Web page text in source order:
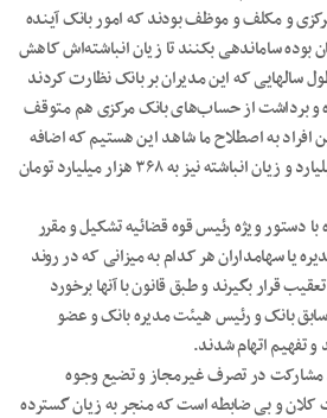
و مکلف و موظف بودند که امور بانک آینده
ساماندهی بکنند تا زیان انباشته‌اش کاهش
سالهایی که این مدیران بر بانک نظارت کردند
و برداشت از حساب‌های بانک مرکزی هم متوقف
به اصطلاح ما شاهد این هستیم که اضافه
برداشت از بانک به ۱۸۱ هزار میلیارد و زیان انباشته نیز به ۳۶۸ هزار میلیارد تومان
دستور ویژه رئیس قوه قضائیه تشکیل و مقرر
یا سهامداران هر کدام به میزانی که در روند
قرار بگیرند و طبق قانون با آنها برخورد
بانک و رئیس هیئت مدیره بانک و عضو
اتهام شدند.
مشارکت در تصرف غیرمجاز و تضیع وجوه
و بی ضابطه است که منجر به زیان گسترده